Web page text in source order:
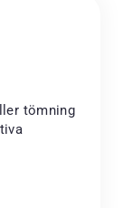
tömning